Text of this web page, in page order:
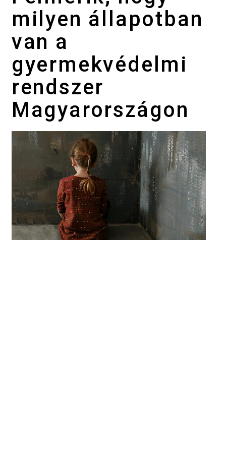
milyen állapotban
van a
gyermekvédelmi
rendszer
Magyarországon